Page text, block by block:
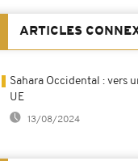
ARTICLES
Sahara Occidental : vers
UE
13/08/2024